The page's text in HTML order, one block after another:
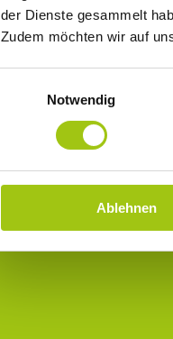
der Dienste gesammelt
Zudem möchten wir auf
Notwendig
Ablehnen